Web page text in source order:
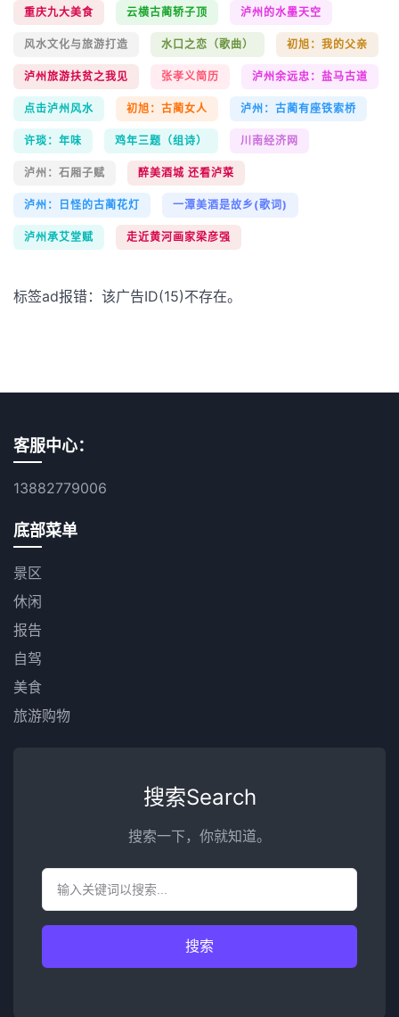
重庆九大美食 云横古蔺轿子顶 泸州的水墨天空
风水文化与旅游打造 水口之恋（歌曲） 初旭：我的父亲
泸州旅游扶贫之我见 张孝义简历 泸州余远忠：盐马古道
点击泸州风水 初旭：古蔺女人 泸州：古蔺有座铁索桥
许琰：年味 鸡年三题（组诗） 川南经济网
泸州：石厢子赋 醉美酒城 还看泸菜
泸州：日怪的古蔺花灯 一潭美酒是故乡(歌词)
泸州承艾堂赋 走近黄河画家梁彦强
标签ad报错：该广告ID(15)不存在。
客服中心：
13882779006
底部菜单
景区
休闲
报告
自驾
美食
旅游购物
搜索Search
搜索一下，你就知道。
搜索